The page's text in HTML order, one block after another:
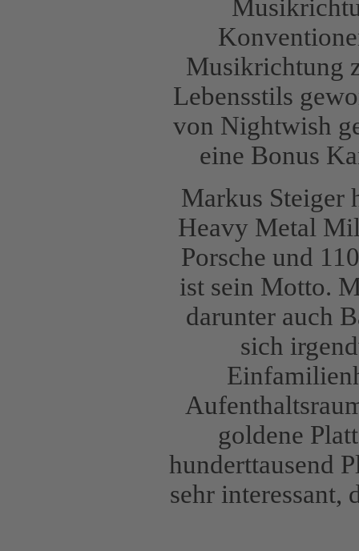
Musikrichtung
Lebensstils
von Nightwish
eine Bonus
Markus Steiger
Heavy Metal
Porsche und
ist sein Motto.
darunter auch
sich
goldene
hunderttausend
sehr interessant,